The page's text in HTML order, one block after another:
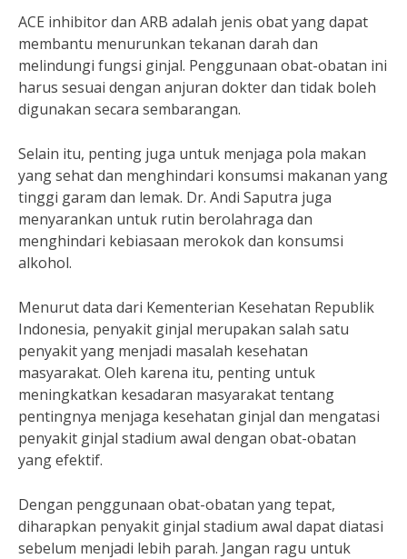
ACE inhibitor dan ARB adalah jenis obat yang dapat
membantu menurunkan tekanan darah dan
melindungi fungsi ginjal. Penggunaan obat-obatan ini
harus sesuai dengan anjuran dokter dan tidak boleh
digunakan secara sembarangan.
Selain itu, penting juga untuk menjaga pola makan
yang sehat dan menghindari konsumsi makanan yang
tinggi garam dan lemak. Dr. Andi Saputra juga
menyarankan untuk rutin berolahraga dan
menghindari kebiasaan merokok dan konsumsi
alkohol.
Menurut data dari Kementerian Kesehatan Republik
Indonesia, penyakit ginjal merupakan salah satu
penyakit yang menjadi masalah kesehatan
masyarakat. Oleh karena itu, penting untuk
meningkatkan kesadaran masyarakat tentang
pentingnya menjaga kesehatan ginjal dan mengatasi
penyakit ginjal stadium awal dengan obat-obatan
yang efektif.
Dengan penggunaan obat-obatan yang tepat,
diharapkan penyakit ginjal stadium awal dapat diatasi
sebelum menjadi lebih parah. Jangan ragu untuk